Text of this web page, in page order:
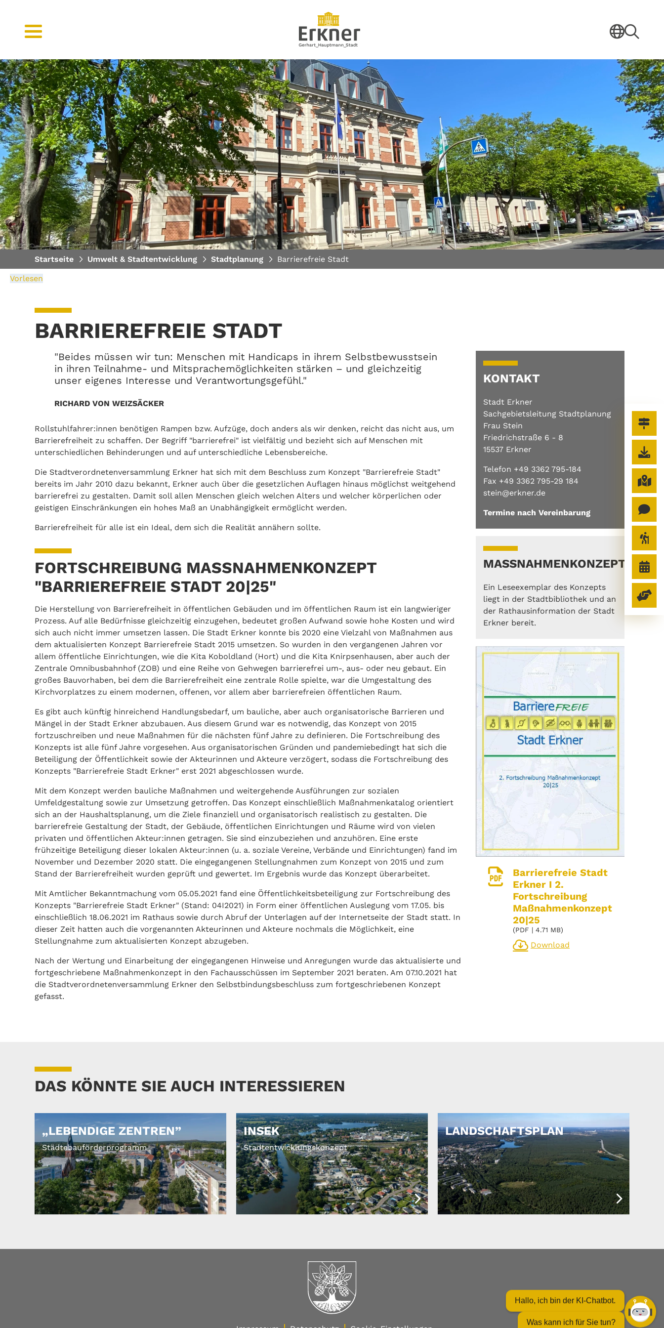
Startseite Umwelt & Stadtentwicklung Stadtplanung Barrierefreie Stadt
Vorlesen
BARRIEREFREIE STADT
"Beides müssen wir tun: Menschen mit Handicaps in ihrem Selbstbewusstsein
in ihren Teilnahme- und Mitsprachemöglichkeiten stärken – und gleichzeitig
unser eigenes Interesse und Verantwortungsgefühl."
RICHARD VON WEIZSÄCKER
Rollstuhlfahrer:innen benötigen Rampen bzw. Aufzüge, doch anders als wir denken, reicht das nicht aus, um
Barrierefreiheit zu schaffen. Der Begriff "barrierefrei" ist vielfältig und bezieht sich auf Menschen mit
unterschiedlichen Behinderungen und auf unterschiedliche Lebensbereiche.
Die Stadtverordnetenversammlung Erkner hat sich mit dem Beschluss zum Konzept "Barrierefreie Stadt"
bereits im Jahr 2010 dazu bekannt, Erkner auch über die gesetzlichen Auflagen hinaus möglichst weitgehend
barrierefrei zu gestalten. Damit soll allen Menschen gleich welchen Alters und welcher körperlichen oder
geistigen Einschränkungen ein hohes Maß an Unabhängigkeit ermöglicht werden.
Barrierefreiheit für alle ist ein Ideal, dem sich die Realität annähern sollte.
FORTSCHREIBUNG MASSNAHMENKONZEPT "
BARRIEREFREIE STADT 20|25"
Die Herstellung von Barrierefreiheit in öffentlichen Gebäuden und im öffentlichen Raum ist ein langwieriger
Prozess. Auf alle Bedürfnisse gleichzeitig einzugehen, bedeutet großen Aufwand sowie hohe Kosten und wird
sich auch nicht immer umsetzen lassen. Die Stadt Erkner konnte bis 2020 eine Vielzahl von Maßnahmen aus
dem aktualisierten Konzept Barrierefreie Stadt 2015 umsetzen. So wurden in den vergangenen Jahren vor
allem öffentliche Einrichtungen, wie die Kita Koboldland (Hort) und die Kita Knirpsenhausen, aber auch der
Zentrale Omnibusbahnhof (ZOB) und eine Reihe von Gehwegen barrierefrei um-, aus- oder neu gebaut. Ein
großes Bauvorhaben, bei dem die Barrierefreiheit eine zentrale Rolle spielte, war die Umgestaltung des
Kirchvorplatzes zu einem modernen, offenen, vor allem aber barrierefreien öffentlichen Raum.
Es gibt auch künftig hinreichend Handlungsbedarf, um bauliche, aber auch organisatorische Barrieren und
Mängel in der Stadt Erkner abzubauen. Aus diesem Grund war es notwendig, das Konzept von 2015
fortzuschreiben und neue Maßnahmen für die nächsten fünf Jahre zu definieren. Die Fortschreibung des
Konzepts ist alle fünf Jahre vorgesehen. Aus organisatorischen Gründen und pandemiebedingt hat sich die
Beteiligung der Öffentlichkeit sowie der Akteurinnen und Akteure verzögert, sodass die Fortschreibung des
Konzepts "Barrierefreie Stadt Erkner" erst 2021 abgeschlossen wurde.
Mit dem Konzept werden bauliche Maßnahmen und weitergehende Ausführungen zur sozialen
Umfeldgestaltung sowie zur Umsetzung getroffen. Das Konzept einschließlich Maßnahmenkatalog orientiert
sich an der Haushaltsplanung, um die Ziele finanziell und organisatorisch realistisch zu gestalten. Die
barrierefreie Gestaltung der Stadt, der Gebäude, öffentlichen Einrichtungen und Räume wird von vielen
privaten und öffentlichen Akteur:innen getragen. Sie sind einzubeziehen und anzuhören. Eine erste
frühzeitige Beteiligung dieser lokalen Akteur:innen (u. a. soziale Vereine, Verbände und Einrichtungen) fand im
November und Dezember 2020 statt. Die eingegangenen Stellungnahmen zum Konzept von 2015 und zum
Stand der Barrierefreiheit wurden geprüft und gewertet. Im Ergebnis wurde das Konzept überarbeitet.
Mit Amtlicher Bekanntmachung vom 05.05.2021 fand eine Öffentlichkeitsbeteiligung zur Fortschreibung des
Konzepts "Barrierefreie Stadt Erkner" (Stand: 04I2021) in Form einer öffentlichen Auslegung vom 17.05. bis
einschließlich 18.06.2021 im Rathaus sowie durch Abruf der Unterlagen auf der Internetseite der Stadt statt. In
dieser Zeit hatten auch die vorgenannten Akteurinnen und Akteure nochmals die Möglichkeit, eine
Stellungnahme zum aktualisierten Konzept abzugeben.
Nach der Wertung und Einarbeitung der eingegangenen Hinweise und Anregungen wurde das aktualisierte und
fortgeschriebene Maßnahmenkonzept in den Fachausschüssen im September 2021 beraten. Am 07.10.2021 hat
die Stadtverordnetenversammlung Erkner den Selbstbindungsbeschluss zum fortgeschriebenen Konzept
gefasst.
KONTAKT
Stadt Erkner
Sachgebietsleitung Stadtplanung
Frau Stein
Friedrichstraße 6 - 8
15537 Erkner
Telefon +49 3362 795-184
Fax +49 3362 795-29 184
stein@erkner.de
Termine nach Vereinbarung
MASSNAHMENKONZEPT
Ein Leseexemplar des Konzepts
liegt in der Stadtbibliothek und an
der Rathausinformation der Stadt
Erkner bereit.
Barrierefreie Stadt
Erkner I 2.
Fortschreibung
Maßnahmenkonzept
20|25
(PDF | 4.71 MB)
Download
DAS KÖNNTE SIE AUCH INTERESSIEREN
„LEBENDIGE ZENTREN”
Städtebauförderprogramm
INSEK
Stadtentwicklungskonzept
LANDSCHAFTSPLAN
Hallo, ich bin der KI-Chatbot.